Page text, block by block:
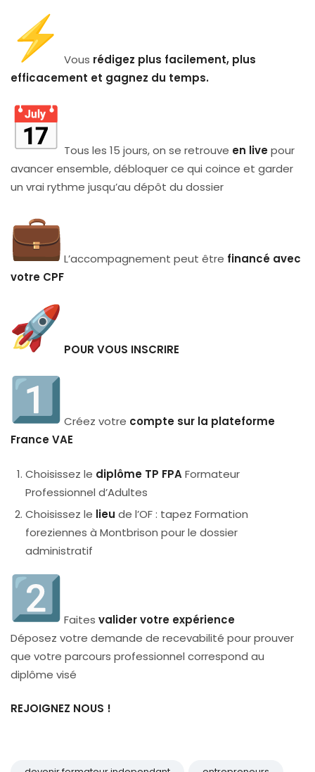
Vous rédigez plus facilement, plus
efficacement et gagnez du temps.
Tous les 15 jours, on se retrouve en livepour
avancer ensemble, débloquer ce qui coince et garder
un vrai rythme jusqu’au dépôt du dossier
L’accompagnement peut être financé avec
votre CPF
POUR VOUS INSCRIRE
Créez votre compte sur la plateforme
France VAE
Choisissez le diplôme TP FPAFormateur
Professionnel d’Adultes
Choisissez le lieu de l’OF : tapez Formation
foreziennes à Montbrison pour le dossier
administratif
Faites valider votre expérience
Déposez votre demande de recevabilité pour prouver
que votre parcours professionnel correspond au
diplôme visé
REJOIGNEZ NOUS !